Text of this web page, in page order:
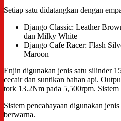
Setiap satu didatangkan dengan
Django Classic: Leather
dan Milky White
Django Cafe Racer: Flash
Maroon
Enjin digunakan jenis satu silinder
cecair dan suntikan bahan api.
tork 13.2Nm pada 5,500rpm.
Sistem pencahayaan digunakan
berwarna.